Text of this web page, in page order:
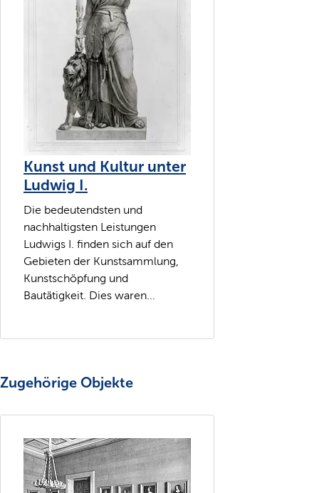
Kunst und Kultur unter
Ludwig I.
Die bedeutendsten und
nachhaltigsten Leistungen
Ludwigs I. finden sich auf den
Gebieten der Kunstsammlung,
Kunstschöpfung und
Bautätigkeit. Dies waren...
Zugehörige Objekte